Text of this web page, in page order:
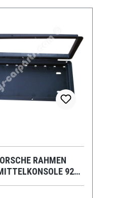
RAHMEN
924